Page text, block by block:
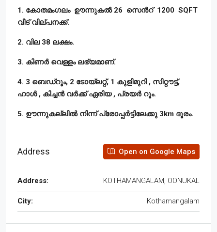
1. കോതമംഗലം ഊന്നുകൽ 26 സെൻറ് 1200 SQFT
വീട് വില്പനക്ക്.
2. വില 38 ലക്ഷം.
3. കിണർ വെള്ളം ലഭ്യമാണ്.
4. 3 ബെഡ്‌റൂം, 2 ടോയ്ലറ്റ്, 1 കുളിമുറി , സിറ്റൗട്ട്,
ഹാൾ , കിച്ചൻ വർക്ക് ഏരിയ , പ്രയർ റൂം.
5. ഊന്നുകല്ലിൽ നിന്ന് പ്രോപ്പർട്ടിലേക്കു 3km ദൂരം.
Address Open on Google Maps
Address: KOTHAMANGALAM, OONUKAL
City: Kothamangalam